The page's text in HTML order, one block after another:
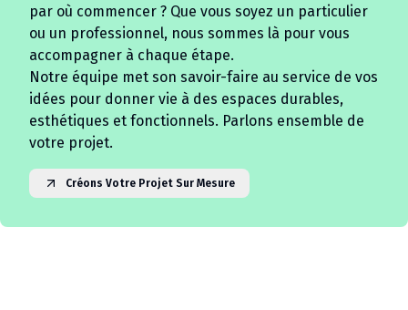
par où commencer ? Que vous soyez un particulier
ou un professionnel, nous sommes là pour vous
accompagner à chaque étape.
Notre équipe met son savoir-faire au service de vos
idées pour donner vie à des espaces durables,
esthétiques et fonctionnels. Parlons ensemble de
votre projet.
Créons Votre Projet Sur Mesure